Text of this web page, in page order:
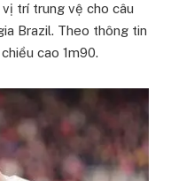
trí trung vệ cho câu
Brazil. Theo thông tin
cao 1m90.